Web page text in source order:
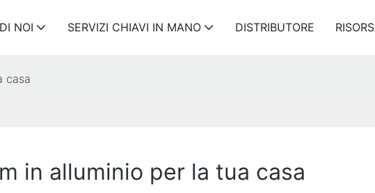
NOI SERVIZI CHIAVI IN ​​MANO DISTRIBUTORE
casa
in alluminio per la tua casa